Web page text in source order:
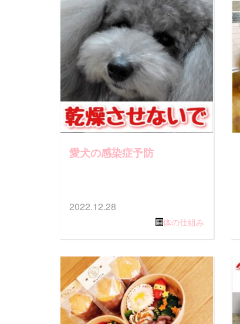
愛犬の感染症予防
2022.12.28
体の仕組み